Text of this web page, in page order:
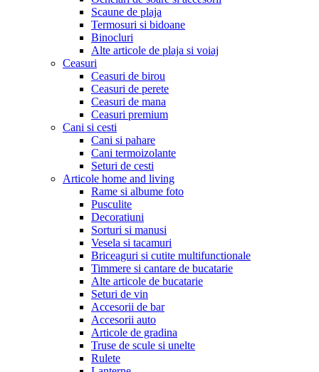
Scaune de plaja
Termosuri si bidoane
Binocluri
Alte articole de plaja si voiaj
Ceasuri
Ceasuri de birou
Ceasuri de perete
Ceasuri de mana
Ceasuri premium
Cani si cesti
Cani si pahare
Cani termoizolante
Seturi de cesti
Articole home and living
Rame si albume foto
Pusculite
Decoratiuni
Sorturi si manusi
Vesela si tacamuri
Briceaguri si cutite multifunctionale
Timmere si cantare de bucatarie
Alte articole de bucatarie
Seturi de vin
Accesorii de bar
Accesorii auto
Articole de gradina
Truse de scule si unelte
Rulete